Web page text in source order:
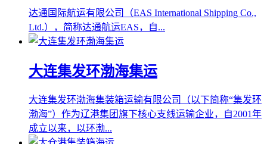
达通国际航运有限公司（EAS International Shipping Co.,
Ltd.），简称达通航运EAS，自...
大连集发环渤海集运
大连集发环渤海集装箱运输有限公司（以下简称“集发环
渤海”）作为辽港集团旗下核心支线运输企业，自2001年
成立以来，以环渤...